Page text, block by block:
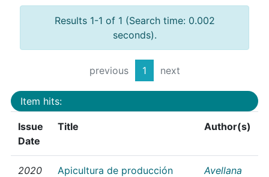
Results 1-1 of 1 (Search time: 0.002
seconds).
previous 1 next
Item hits:
Issue
Date
Title Author(s)
2020
Apicultura de producción
Avellana